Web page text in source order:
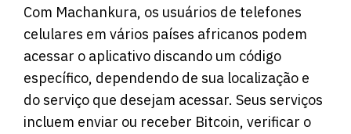
Com Machankura, os usuários de telefones
celulares em vários países africanos podem
acessar o aplicativo discando um código
específico, dependendo de sua localização e
do serviço que desejam acessar. Seus serviços
incluem enviar ou receber Bitcoin, verificar o